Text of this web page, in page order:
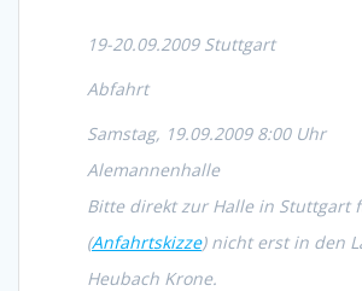
19-20.09.2009 Stuttgart
Abfahrt
Samstag, 19.09.2009 8:00 Uhr
Alemannenhalle
Bitte direkt zur Halle in Stuttgart
(Anfahrtskizze) nicht erst in den
Heubach Krone.